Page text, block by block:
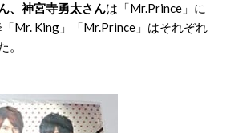
、神宮寺勇太さんは「Mr.Prince」に
Mr. King」「Mr.Prince」はそれぞれ
。